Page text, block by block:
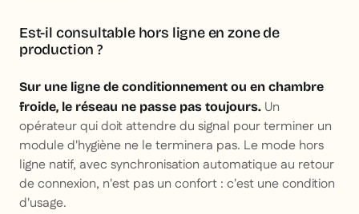
Est-il consultable hors ligne en zone de
production ?
Sur une ligne de conditionnement ou en chambre
froide, le réseau ne passe pas toujours. Un
opérateur qui doit attendre du signal pour terminer un
module d'hygiène ne le terminera pas. Le mode hors
ligne natif, avec synchronisation automatique au retour
de connexion, n'est pas un confort : c'est une condition
d'usage.